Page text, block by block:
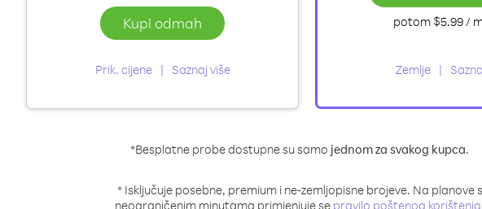
Kupi odmah
Prik. cijene Saznaj više
potom $5.99/
Zemlje
*Besplatne probe dostupne su samo jednom za svakog kupca.
* Isključuje posebne, premium i ne-zemljopisne brojeve. Na planove s
neograničenim minutama primjenjuje se pravilo poštenog korištenja